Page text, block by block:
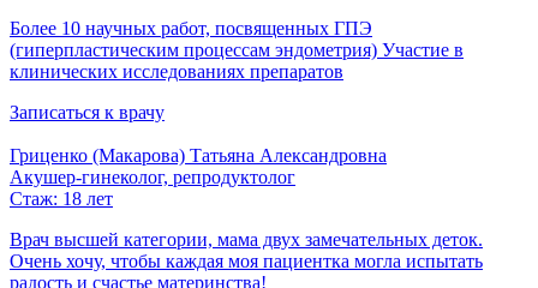
Более 10 научных работ, посвященных ГПЭ
(гиперпластическим процессам эндометрия) Участие в
клинических исследованиях препаратов
Записаться к врачу
Гриценко (Макарова) Татьяна Александровна
Акушер-гинеколог, репродуктолог
Стаж: 18 лет
Врач высшей категории, мама двух замечательных деток.
Очень хочу, чтобы каждая моя пациентка могла испытать
радость и счастье материнства!​​